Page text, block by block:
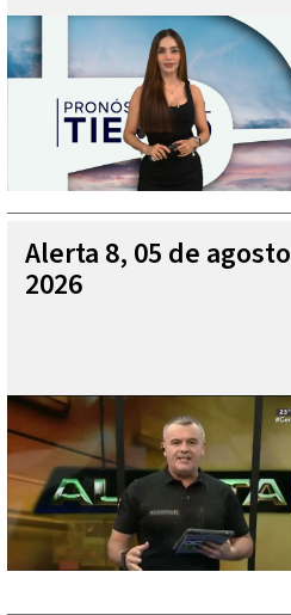
Alerta 8, 05 de agosto
2026